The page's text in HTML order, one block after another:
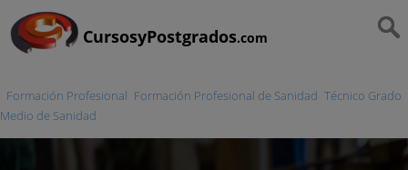
CursosyPostgrados.com
Formación Profesional Formación Profesional de Sanidad Técnico Grado
Medio de Sanidad